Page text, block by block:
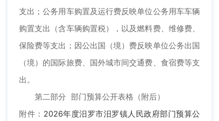
支出；公务用车购置及运行费反映单位公务用车车辆
购置支出（含车辆购置税），以及燃料费、维修费、
保险费等支出；因公出国（境）费反映单位公务出国
（境）的国际旅费、国外城市间交通费、食宿费等支
出。
第二部分 部门预算公开表格（附后）
附件： 2026年度汨罗市汨罗镇人民政府部门预算公